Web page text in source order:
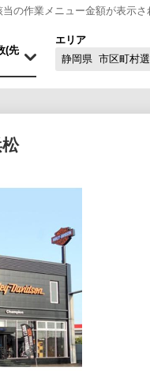
の作業メニュー金額が表示さ
エリア
静岡県 市区町村選択なし